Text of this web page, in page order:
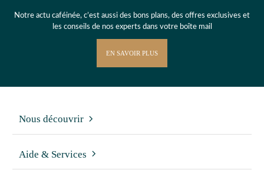
Notre actu caféinée, c’est aussi des bons plans, des offres exclusives et
les conseils de nos experts dans votre boîte mail
EN SAVOIR PLUS
Nous découvrir
Aide & Services